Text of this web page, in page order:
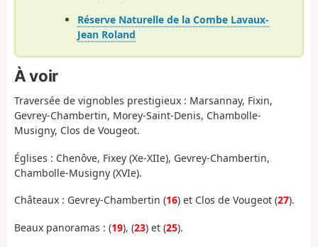
Réserve Naturelle de la Combe Lavaux-
Jean Roland
À voir
Traversée de vignobles prestigieux : Marsannay, Fixin,
Gevrey-Chambertin, Morey-Saint-Denis, Chambolle-
Musigny, Clos de Vougeot.
Églises : Chenôve, Fixey (Xe-XIIe), Gevrey-Chambertin,
Chambolle-Musigny (XVIe).
Châteaux : Gevrey-Chambertin (16) et Clos de Vougeot (27).
Beaux panoramas : (19), (23) et (25).